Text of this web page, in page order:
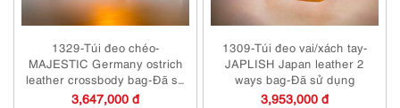
1329-Túi đeo chéo-
MAJESTIC Germany ostrich
leather crossbody bag-Đã sử
dụng
3,647,000 đ
1309-Túi đeo vai/xách tay-
JAPLISH Japan leather 2
ways bag-Đã sử dụng
3,953,000 đ